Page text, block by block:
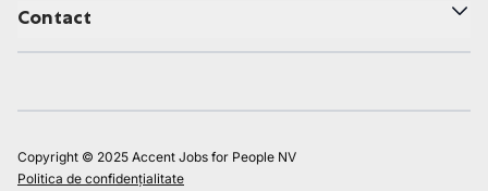
Contact
Copyright © 2025 Accent Jobs for People NV
Politica de confidențialitate